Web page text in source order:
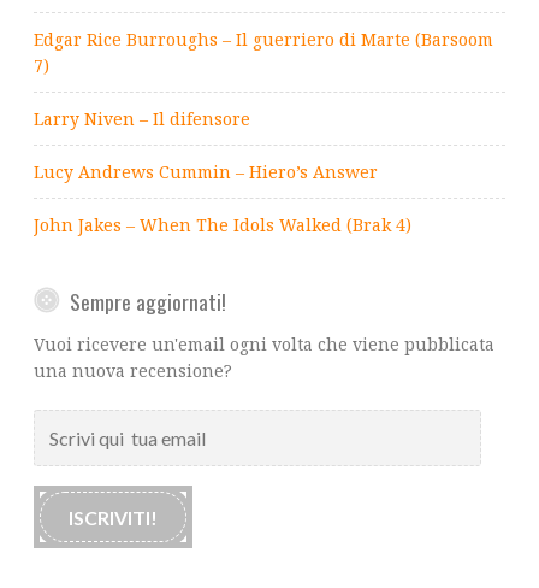
Edgar Rice Burroughs – Il guerriero di Marte (Barsoom
7)
Larry Niven – Il difensore
Lucy Andrews Cummin – Hiero’s Answer
John Jakes – When The Idols Walked (Brak 4)
Sempre aggiornati!
Vuoi ricevere un'email ogni volta che viene pubblicata
una nuova recensione?
qui
tua
email
ISCRIVITI!